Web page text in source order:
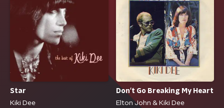
Star
Kiki Dee
Don't Go Breaking My Heart
Elton John & Kiki Dee